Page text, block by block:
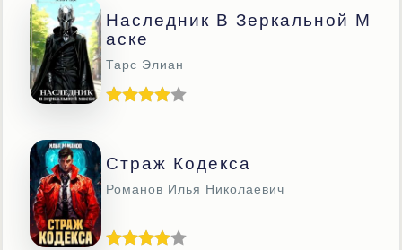
Наследник В Зеркальной М
Аске
Тарс Элиан
Страж Кодекса
Романов Илья Николаевич